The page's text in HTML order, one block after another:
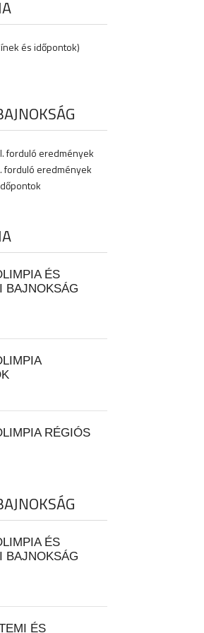
és időpontok)
forduló eredmények
forduló eredmények
ÉS
BAJNOKSÁG
RÉGIÓS
ÉS
BAJNOKSÁG
ÉS